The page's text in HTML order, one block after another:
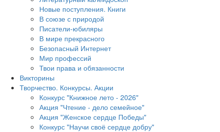
Новые поступления. Книги
В союзе с природой
Писатели-юбиляры
В мире прекрасного
Безопасный Интернет
Мир профессий
Твои права и обязанности
Викторины
Творчество. Конкурсы. Акции
Конкурс "Книжное лето - 2026"
Акция "Чтение - дело семейное"
Акция "Женское сердце Победы"
Конкурс "Научи своё сердце добру"